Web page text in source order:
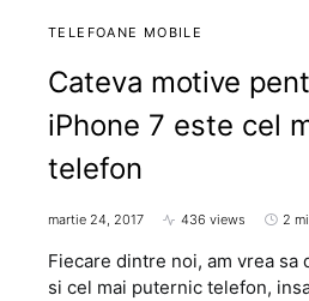
TELEFOANE MOBILE
Cateva motive
iPhone 7 este cel
telefon
martie 24, 2017 436 views 2
Fiecare dintre noi, am vrea sa
si cel mai puternic telefon,